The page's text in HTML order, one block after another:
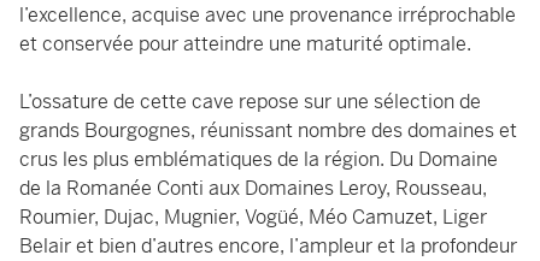
l’excellence, acquise avec une provenance irréprochable
et conservée pour atteindre une maturité optimale.
L’ossature de cette cave repose sur une sélection de
grands Bourgognes, réunissant nombre des domaines et
crus les plus emblématiques de la région. Du Domaine
de la Romanée Conti aux Domaines Leroy, Rousseau,
Roumier, Dujac, Mugnier, Vogüé, Méo Camuzet, Liger
Belair et bien d’autres encore, l’ampleur et la profondeur